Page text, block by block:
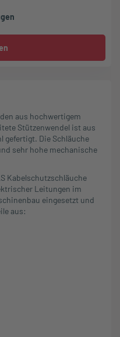
aus hochwertigem
Stützenwendel ist aus
Die Schläuche
sehr hohe mechanische
Kabelschutzschläuche
Leitungen im
eingesetzt und
aus: